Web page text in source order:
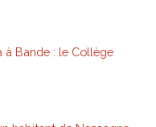
à Bande : le Collège